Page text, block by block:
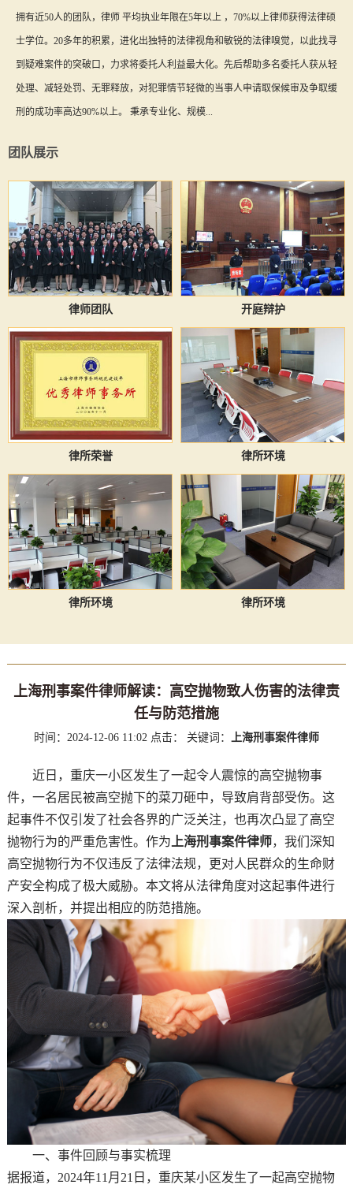
拥有近50人的团队，律师 平均执业年限在5年以上 ，70%以上律师获得法律硕
士学位。20多年的积累，进化出独特的法律视角和敏锐的法律嗅觉，以此找寻
到疑难案件的突破口，力求将委托人利益最大化。先后帮助多名委托人获从轻
处理、减轻处罚、无罪释放，对犯罪情节轻微的当事人申请取保候审及争取缓
刑的成功率高达90%以上。 秉承专业化、规模...
团队展示
律师团队 开庭辩护
律所荣誉 律所环境
律所环境 律所环境
上海刑事案件律师解读：高空抛物致人伤害的法律责
任与防范措施
时间：2024-12-06 11:02 点击： 关键词： 上海刑事案件律师
近日，重庆一小区发生了一起令人震惊的高空抛物事
件，一名居民被高空抛下的菜刀砸中，导致肩背部受伤。这
起事件不仅引发了社会各界的广泛关注，也再次凸显了高空
抛物行为的严重危害性。作为 上海刑事案件律师，我们深知
高空抛物行为不仅违反了法律法规，更对人民群众的生命财
产安全构成了极大威胁。本文将从法律角度对这起事件进行
深入剖析，并提出相应的防范措施。
一、事件回顾与事实梳理
据报道，2024年11月21日，重庆某小区发生了一起高空抛物